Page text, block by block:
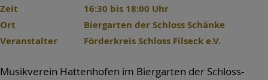
Zeit
16:30 bis 18:00 Uhr
Ort
Biergarten der Schloss Schänke
Veranstalter
Förderkreis Schloss Filseck e.V.
Musikverein Hattenhofen im Biergarten der Schloss-